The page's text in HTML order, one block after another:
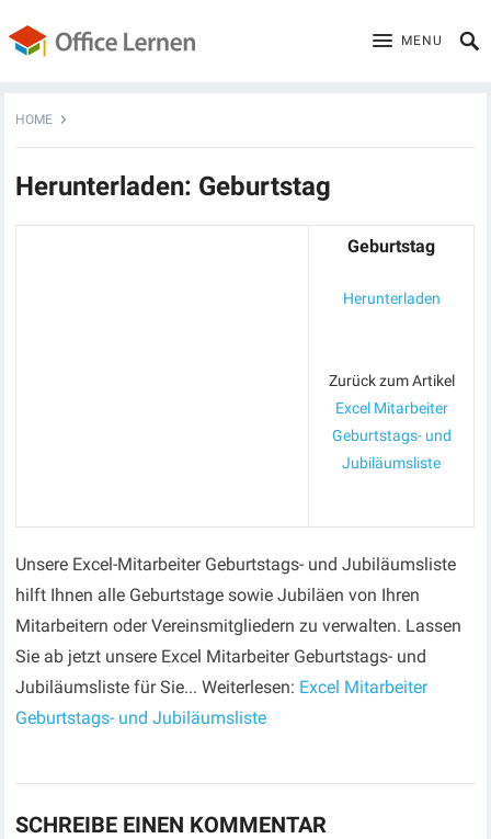
MENU
HOME
Herunterladen: Geburtstag
Geburtstag
Herunterladen
Zurück zum Artikel
Excel Mitarbeiter
Geburtstags- und
Jubiläumsliste
Unsere Excel-Mitarbeiter Geburtstags- und Jubiläumsliste
hilft Ihnen alle Geburtstage sowie Jubiläen von Ihren
Mitarbeitern oder Vereinsmitgliedern zu verwalten. Lassen
Sie ab jetzt unsere Excel Mitarbeiter Geburtstags- und
Jubiläumsliste für Sie... Weiterlesen: Excel Mitarbeiter
Geburtstags- und Jubiläumsliste
SCHREIBE EINEN KOMMENTAR